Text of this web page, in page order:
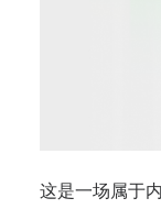
这是一场属于